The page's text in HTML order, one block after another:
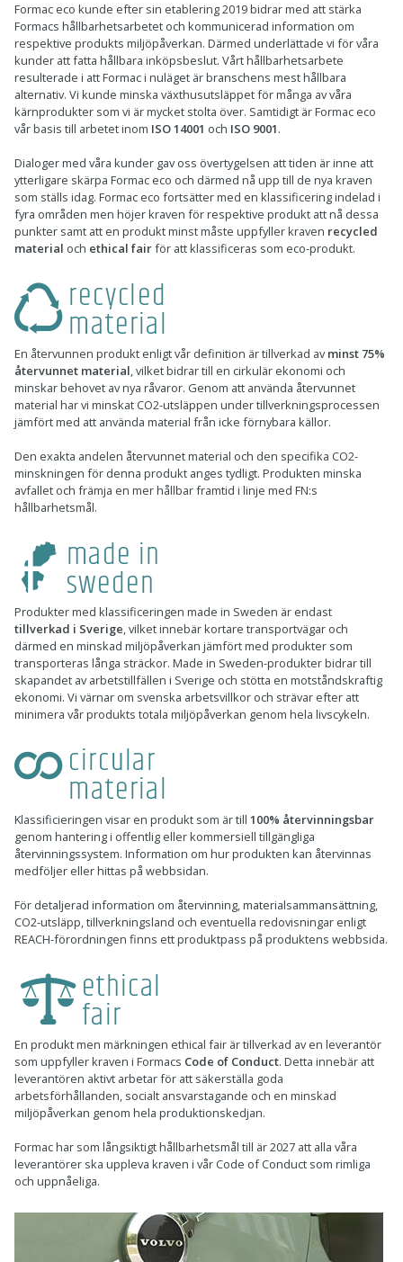
Formac eco kunde efter sin etablering 2019 bidrar med att stärka
Formacs hållbarhetsarbetet och kommunicerad information om
respektive produkts miljöpåverkan. Därmed underlättade vi för våra
kunder att fatta hållbara inköpsbeslut. Vårt hållbarhetsarbete
resulterade i att Formac i nuläget är branschens mest hållbara
alternativ. Vi kunde minska växthusutsläppet för många av våra
kärnprodukter som vi är mycket stolta över. Samtidigt är Formac eco
vår basis till arbetet inom ISO 14001 och ISO 9001.
Dialoger med våra kunder gav oss övertygelsen att tiden är inne att
ytterligare skärpa Formac eco och därmed nå upp till de nya kraven
som ställs idag. Formac eco fortsätter med en klassificering indelad i
fyra områden men höjer kraven för respektive produkt att nå dessa
punkter samt att en produkt minst måste uppfyller kraven recycled
material och ethical fairför att klassificeras som eco-produkt.
En återvunnen produkt enligt vår definition är tillverkad avminst 75%
återvunnet material, vilket bidrar till en cirkulär ekonomi och
minskar behovet av nya råvaror. Genom att använda återvunnet
material har vi minskat CO2-utsläppen under tillverkningsprocessen
jämfört med att använda material från icke förnybara källor.
Den exakta andelen återvunnet material och den specifika CO2-
minskningen för denna produkt anges tydligt. Produkten minska
avfallet och främja en mer hållbar framtid i linje med FN:s
hållbarhetsmål.
Produkter med klassificeringen made in Sweden är endast
tillverkad i Sverige, vilket innebär kortare transportvägar och
därmed en minskad miljöpåverkan jämfört med produkter som
transporteras långa sträckor. Made in Sweden-produkter bidrar till
skapandet av arbetstillfällen i Sverige och stötta en motståndskraftig
ekonomi. Vi värnar om svenska arbetsvillkor och strävar efter att
minimera vår produkts totala miljöpåverkan genom hela livscykeln.
Klassificieringen visar en produkt som är till 100% återvinningsbar
genom hantering i offentlig eller kommersiell tillgängliga
återvinningssystem. Information om hur produkten kan återvinnas
medföljer eller hittas på webbsidan.
För detaljerad information om återvinning, materialsammansättning,
CO2-utsläpp, tillverkningsland och eventuella redovisningar enligt
REACH-förordningen finns ett produktpass på produktens webbsida.
En produkt men märkningen ethical fair är tillverkad av en leverantör
som uppfyller kraven i Formacs Code of Conduct. Detta innebär att
leverantören aktivt arbetar för att säkerställa goda
arbetsförhållanden, socialt ansvarstagande och en minskad
miljöpåverkan genom hela produktionskedjan.
Formac har som långsiktigt hållbarhetsmål till är 2027 att alla våra
leverantörer ska uppleva kraven i vår Code of Conduct som rimliga
och uppnåeliga.